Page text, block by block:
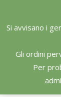
Si avvisano i
Gli ordini
Per
content